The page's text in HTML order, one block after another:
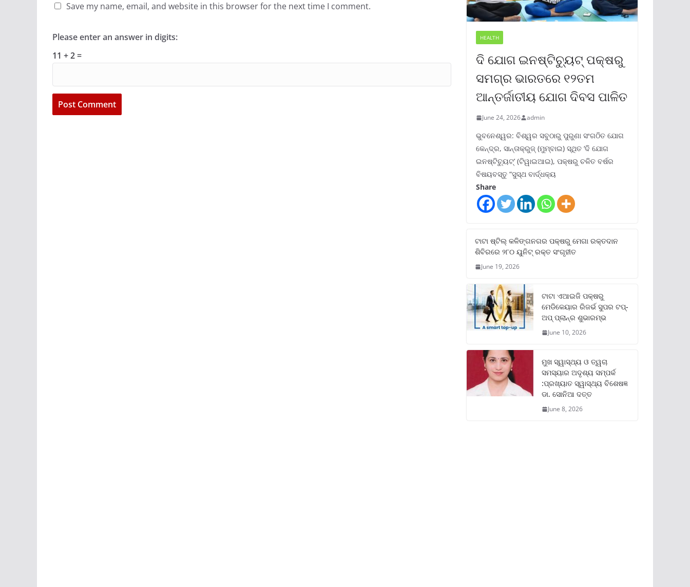
Save my name, email, and website in this browser for the next time I comment.
Please enter an answer in digits:
11 + 2 =
HEALTH
ଦି ଯୋଗ ଇନଷ୍ଟିଚ୍ୟୁଟ୍ ପକ୍ଷରୁ
ସମଗ୍ର ଭାରତରେ ୧୨ତମ
ଆନ୍ତର୍ଜାତୀୟ ଯୋଗ ଦିବସ ପାଳିତ
June 24, 2026 admin
ଭୁବନେଶ୍ୱର: ବିଶ୍ୱର ସବୁଠାରୁ ପୁରୁଣା ସଂଗଠିତ ଯୋଗ
କେନ୍ଦ୍ର, ସାନ୍ତାକ୍ରୁଜ୍ (ମୁମ୍ବାଇ) ସ୍ଥିତ ‘ଦି ଯୋଗ
ଇନଷ୍ଟିଚ୍ୟୁଟ୍‌’ (ଟିୱାଇଆଇ), ପକ୍ଷରୁ ଚଳିତ ବର୍ଷର
ବିଷୟବସ୍ତୁ “ସୁସ୍ଥ ବାର୍ଦ୍ଧକ୍ୟ
Share
ଟାଟା ଷ୍ଟିଲ୍‌ କଳିଙ୍ଗନଗର ପକ୍ଷରୁ ମେଗା ରକ୍ତଦାନ
ଶିବିରରେ ୨୮୦ ୟୁନିଟ୍‌ ରକ୍ତ ସଂଗୃହୀତ
June 19, 2026
ଟାଟା ଏଆଇଜି ପକ୍ଷରୁ
ମେଡିକେୟାର ରିଜର୍ଭ ସୁପର ଟପ୍‌-
ଅପ୍ ପ୍ଲାନ୍‌ର ଶୁଭାରମ୍ଭ
June 10, 2026
ମୁଖ ସ୍ୱାସ୍ଥ୍ୟ ଓ ତ୍ୱଚା
ସମସ୍ୟାର ଅଦୃଶ୍ୟ ସମ୍ପର୍କ
:ପ୍ରଖ୍ୟାତ ସ୍ୱାସ୍ଥ୍ୟ ବିଶେଷଜ୍ଞ
ଡା. ସୋନିଆ ଦତ୍ତ
June 8, 2026